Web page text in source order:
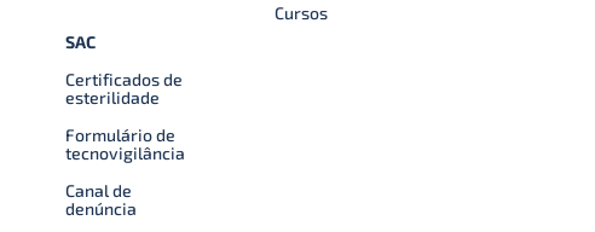
SAC
Certificados de
esterilidade
Formulário de
tecnovigilância
Canal de
denúncia
Cursos